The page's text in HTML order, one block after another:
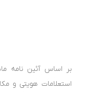
استعلامات هویتی و